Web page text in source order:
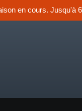
en cours. Jusqu'à